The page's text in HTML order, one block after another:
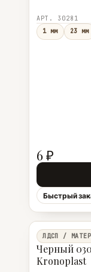
АРТ. 30281
1 мм
23 мм
6 ₽
Быстрый
ЛДСП /
Черный
Kronoplast